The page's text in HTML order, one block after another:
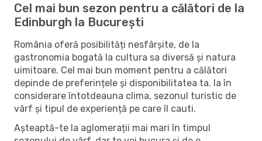
Cel mai bun sezon pentru a călători de la
Edinburgh la București
România oferă posibilități nesfârșite, de la
gastronomia bogată la cultura sa diversă și natura
uimitoare. Cel mai bun moment pentru a călători
depinde de preferințele și disponibilitatea ta. Ia în
considerare întotdeauna clima, sezonul turistic de
vârf și tipul de experiență pe care îl cauti.
Așteaptă-te la aglomerații mai mari în timpul